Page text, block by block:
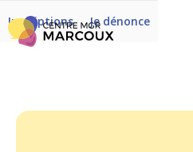
Inscriptions Je dénonce